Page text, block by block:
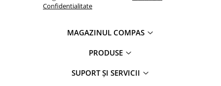
Young adultConfidentialitate
MAGAZINUL COMPAS
PRODUSE
SUPORT ȘI SERVICII